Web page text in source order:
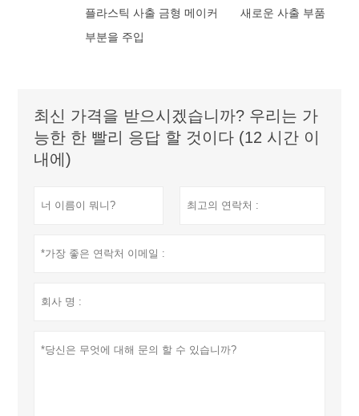
플라스틱 사출 금형 메이커
새로운 사출 부품
부분을 ​​주입
최신 가격을 받으시겠습니까? 우리는 가
능한 한 빨리 응답 할 것이다 (12 시간 이
내에)